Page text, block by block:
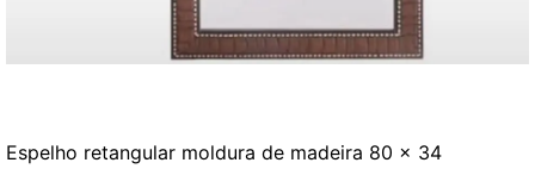
Espelho retangular moldura de madeira 80 x 34